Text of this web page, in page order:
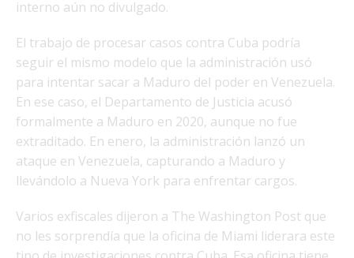
interno aún no divulgado.
El trabajo de procesar casos contra Cuba podría
seguir el mismo modelo que la administración usó
para intentar sacar a Maduro del poder en Venezuela.
En ese caso, el Departamento de Justicia acusó
formalmente a Maduro en 2020, aunque no fue
extraditado. En enero, la administración lanzó un
ataque en Venezuela, capturando a Maduro y
llevándolo a Nueva York para enfrentar cargos.
Varios exfiscales dijeron a The Washington Post que
no les sorprendía que la oficina de Miami liderara este